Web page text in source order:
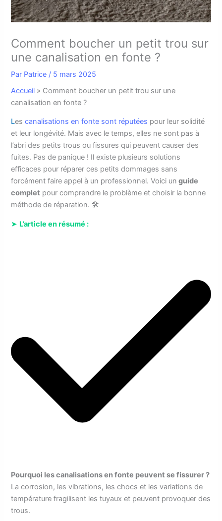
Comment boucher un petit trou sur
une canalisation en fonte ?
Par Patrice / 5 mars 2025
Accueil » Comment boucher un petit trou sur une
canalisation en fonte ?
Lescanalisations en fonte sont réputées pour leur solidité
et leur longévité. Mais avec le temps, elles ne sont pas à
l’abri des petits trous ou fissures qui peuvent causer des
fuites. Pas de panique ! Il existe plusieurs solutions
efficaces pour réparer ces petits dommages sans
forcément faire appel à un professionnel. Voici un guide
complet pour comprendre le problème et choisir la bonne
méthode de réparation. 🛠️
➤ L’article en résumé :
Pourquoi les canalisations en fonte peuvent se fissurer ?
La corrosion, les vibrations, les chocs et les variations de
température fragilisent les tuyaux et peuvent provoquer des
trous.